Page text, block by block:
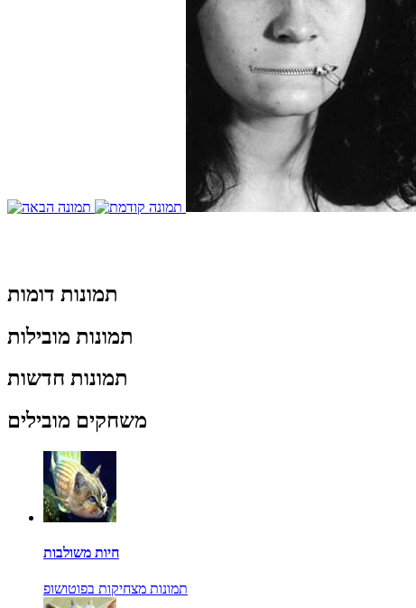
תמונות דומות
תמונות מובילות
תמונות חדשות
משחקים מובילים
חיות משולבות
תמונות מצחיקות בפוטושופ